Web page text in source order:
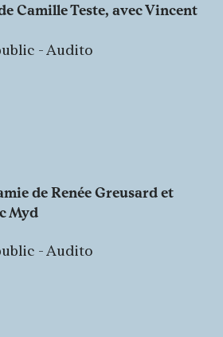
Camille Teste, avecVincent
- Audito
de Renée Greusard et
Myd
- Audito